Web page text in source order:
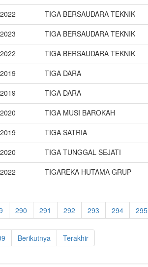
TIGA BERSAUDARA TEKNIK
TIGA BERSAUDARA TEKNIK
TIGA BERSAUDARA TEKNIK
TIGA DARA
TIGA DARA
TIGA MUSI BAROKAH
TIGA SATRIA
TIGA TUNGGAL SEJATI
TIGAREKA HUTAMA GRUP
290 291 292 293 294 295
Berikutnya Terakhir